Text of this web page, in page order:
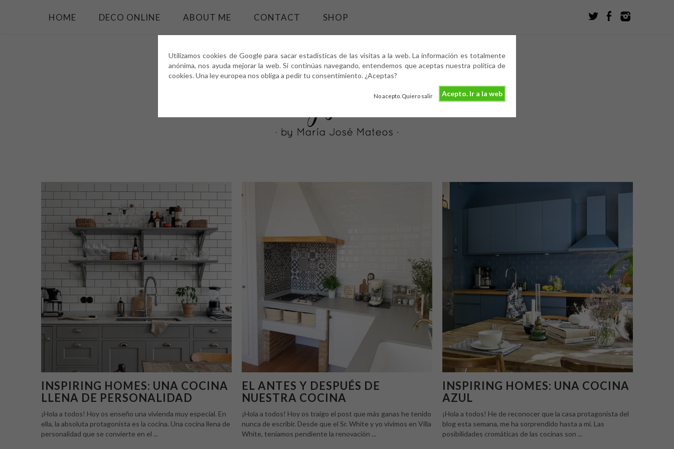
Utilizamos cookies de Google para sacar estadísticas de las visitas a la web. La información es totalmente
anónima, nos ayuda mejorar la web. Si continúas navegando, entendemos que aceptas nuestra política de
cookies. Una ley europea nos obliga a pedir tu consentimiento. ¿Aceptas?
Acepto. Ir a la web
No acepto. Quiero salir
HOME DECO ONLINE ABOUT ME CONTACT SHOP
INSPIRING HOMES: UNA COCINA
LLENA DE PERSONALIDAD
¡Hola a todos! Hoy os enseño una vivienda muy especial. En
ella, la absoluta protagonista es la cocina. Una cocina llena de
personalidad que se convierte en el ...
EL ANTES Y DESPUÉS DE
NUESTRA COCINA
¡Hola a todos! Hoy os traigo el post que más ganas he tenido
nunca de escribir. Desde que el Sr. White y yo vivimos en Villa
White, teníamos pendiente la renovación ...
INSPIRING HOMES: UNA COCINA
AZUL
¡Hola a todos! He de reconocer que la casa protagonista del
blog esta semana, me ha sorprendido hasta a mi. Las
posibilidades cromáticas de las cocinas son ...